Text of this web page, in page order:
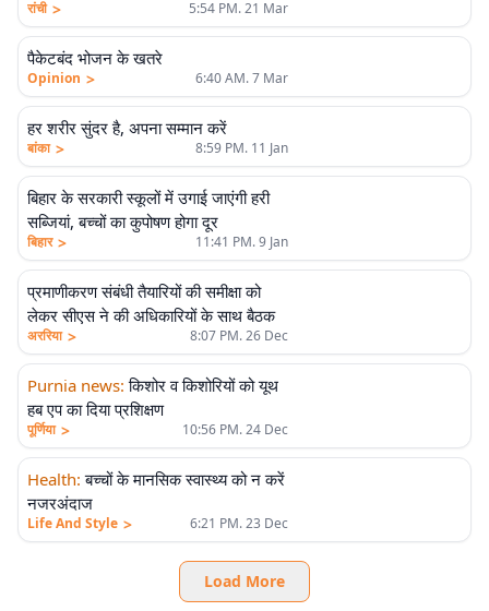
रांची > 5:54 PM. 21 Mar
पैकेटबंद भोजन के खतरे
Opinion > 6:40 AM. 7 Mar
हर शरीर सुंदर है, अपना सम्मान करें
बांका > 8:59 PM. 11 Jan
बिहार के सरकारी स्कूलों में उगाई जाएंगी हरी
सब्जियां, बच्चों का कुपोषण होगा दूर
बिहार > 11:41 PM. 9 Jan
प्रमाणीकरण संबंधी तैयारियों की समीक्षा को
लेकर सीएस ने की अधिकारियों के साथ बैठक
अररिया > 8:07 PM. 26 Dec
Purnia news: किशोर व किशोरियों को यूथ
हब एप का दिया प्रशिक्षण
पूर्णिया > 10:56 PM. 24 Dec
Health: बच्चों के मानसिक स्वास्थ्य को न करें
नजरअंदाज
Life And Style > 6:21 PM. 23 Dec
Load More